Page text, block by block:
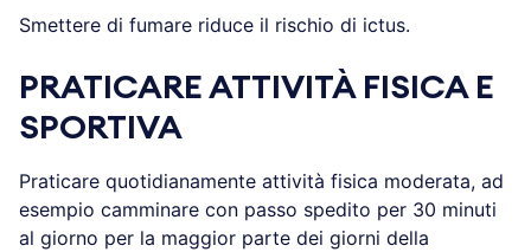
Smettere di fumare riduce il rischio di ictus.
PRATICARE ATTIVITÀ FISICA E
SPORTIVA
Praticare quotidianamente attività fisica moderata, ad
esempio camminare con passo spedito per 30 minuti
al giorno per la maggior parte dei giorni della